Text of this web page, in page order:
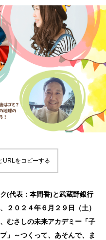
URLをコピーする
(代表：本間香)と武蔵野銀行
２０２４年６月２９日（土）
むさしの未来アカデミー「子
」～つくって、あそんで、ま